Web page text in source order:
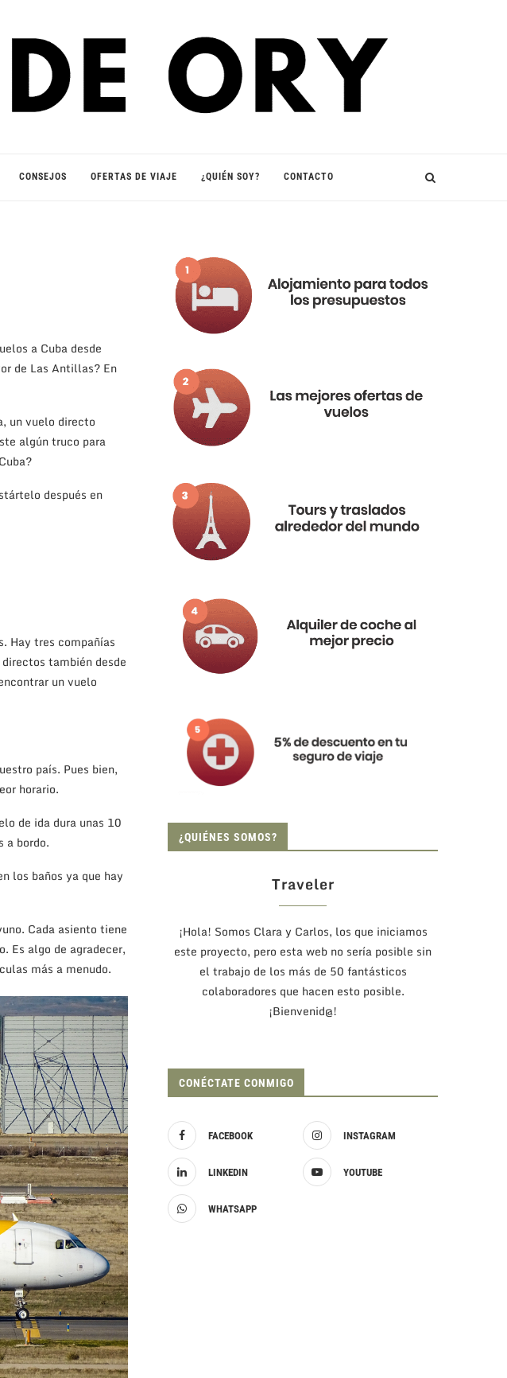
CONSEJOS OFERTAS DE VIAJE ¿QUIÉN SOY? CONTACTO
a Cuba desde
de Las Antillas? En
un vuelo directo
algún truco para
después en
Hay tres compañías
también desde
un vuelo
país. Pues bien,
horario.
de ida dura unas 10
a bordo.
los baños ya que hay
Cada asiento tiene
Es algo de agradecer,
más a menudo.
¿QUIÉNES SOMOS?
Traveler
¡Hola! Somos Clara y Carlos, los que iniciamos
este proyecto, pero esta web no sería posible sin
el trabajo de los más de 50 fantásticos
colaboradores que hacen esto posible.
¡Bienvenid@!
CONÉCTATE CONMIGO
FACEBOOK INSTAGRAM
LINKEDIN YOUTUBE
WHATSAPP